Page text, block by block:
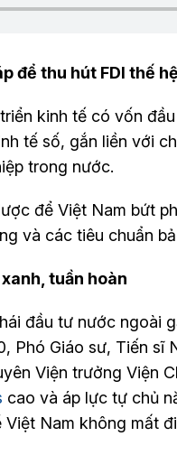
để thu hút FDI thế
kinh tế có vốn
tế số, gắn liền với
trong nước.
để Việt Nam bứt
và các tiêu chuẩn
tuần hoàn
đầu tư nước ngoài
Phó Giáo sư, Tiến sĩ
Viện trưởng Viện
cao và áp lực tự chủ
Nam không mất